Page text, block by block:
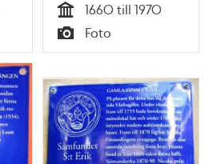
Tid
1660 till 1970
Typ
Foto